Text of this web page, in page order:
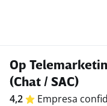
Op
(Chat / SAC)
4,2 Empresa